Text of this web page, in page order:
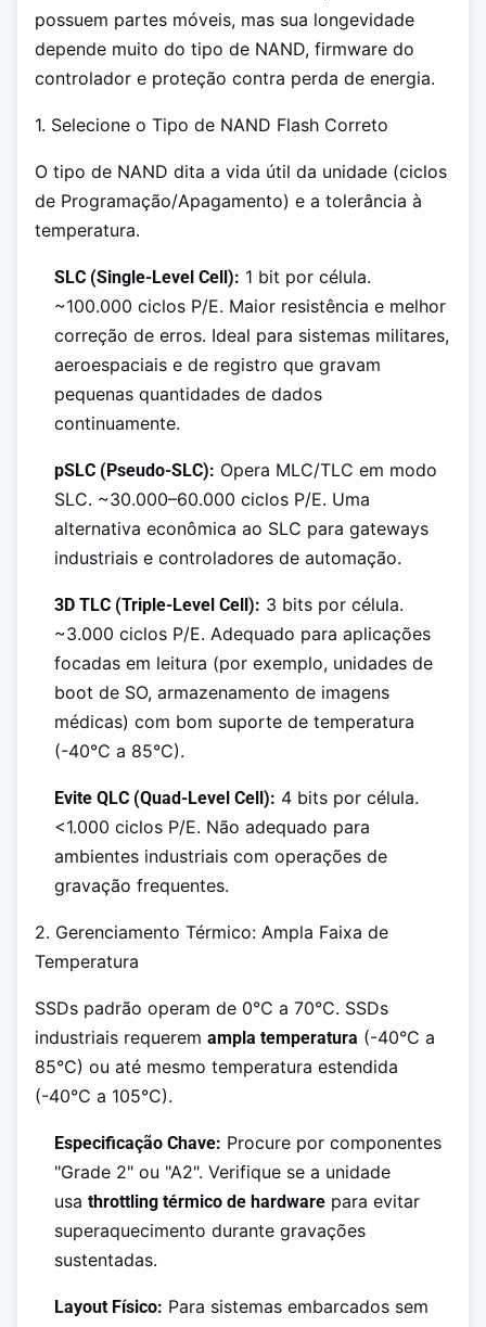
possuem partes móveis, mas sua longevidade
depende muito do tipo de NAND, firmware do
controlador e proteção contra perda de energia.
1. Selecione o Tipo de NAND Flash Correto
O tipo de NAND dita a vida útil da unidade (ciclos
de Programação/Apagamento) e a tolerância à
temperatura.
SLC (Single-Level Cell): 1 bit por célula.
~100.000 ciclos P/E. Maior resistência e melhor
correção de erros. Ideal para sistemas militares,
aeroespaciais e de registro que gravam
pequenas quantidades de dados
continuamente.
pSLC (Pseudo-SLC): Opera MLC/TLC em modo
SLC. ~30.000–60.000 ciclos P/E. Uma
alternativa econômica ao SLC para gateways
industriais e controladores de automação.
3D TLC (Triple-Level Cell): 3 bits por célula.
~3.000 ciclos P/E. Adequado para aplicações
focadas em leitura (por exemplo, unidades de
boot de SO, armazenamento de imagens
médicas) com bom suporte de temperatura
(-40°C a 85°C).
Evite QLC (Quad-Level Cell): 4 bits por célula.
<1.000 ciclos P/E. Não adequado para
ambientes industriais com operações de
gravação frequentes.
2. Gerenciamento Térmico: Ampla Faixa de
Temperatura
SSDs padrão operam de 0°C a 70°C. SSDs
industriais requerem ampla temperatura (-40°C a
85°C) ou até mesmo temperatura estendida
(-40°C a 105°C).
Especificação Chave: Procure por componentes
"Grade 2" ou "A2". Verifique se a unidade
usa throttling térmico de hardware para evitar
superaquecimento durante gravações
sustentadas.
Layout Físico: Para sistemas embarcados sem